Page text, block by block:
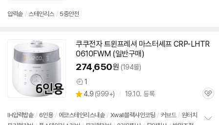
압력솥 / 스테인리스 / 5중안전
쿠쿠전자 트윈프레셔 마스터셰프 CRP-LHTR
0610FWM (일반구매)
274,650원 (194몰)
상
품
견
1
별
4.9 (상
리
999+) 19.10. 등록
관
IH압력밥솥 / 6인용 / 에코스테인리스내솥 / Xwall블랙샤인코팅 / 커브드 / 원터치